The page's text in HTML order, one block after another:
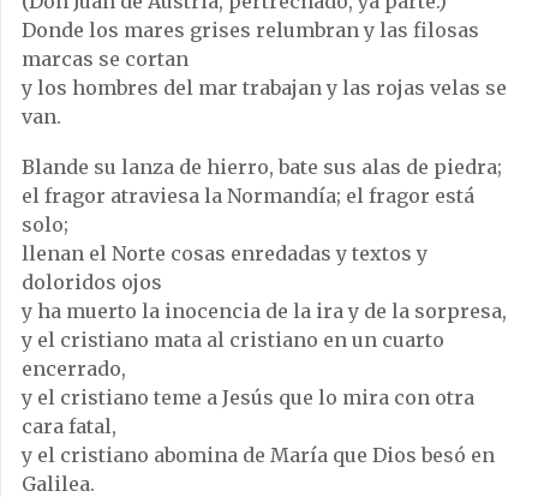
Donde los mares grises relumbran y las filosas
marcas se cortan
y los hombres del mar trabajan y las rojas velas se
van.
Blande su lanza de hierro, bate sus alas de piedra;
el fragor atraviesa la Normandía; el fragor está
solo;
llenan el Norte cosas enredadas y textos y
doloridos ojos
y ha muerto la inocencia de la ira y de la sorpresa,
y el cristiano mata al cristiano en un cuarto
encerrado,
y el cristiano teme a Jesús que lo mira con otra
cara fatal,
y el cristiano abomina de María que Dios besó en
Galilea.